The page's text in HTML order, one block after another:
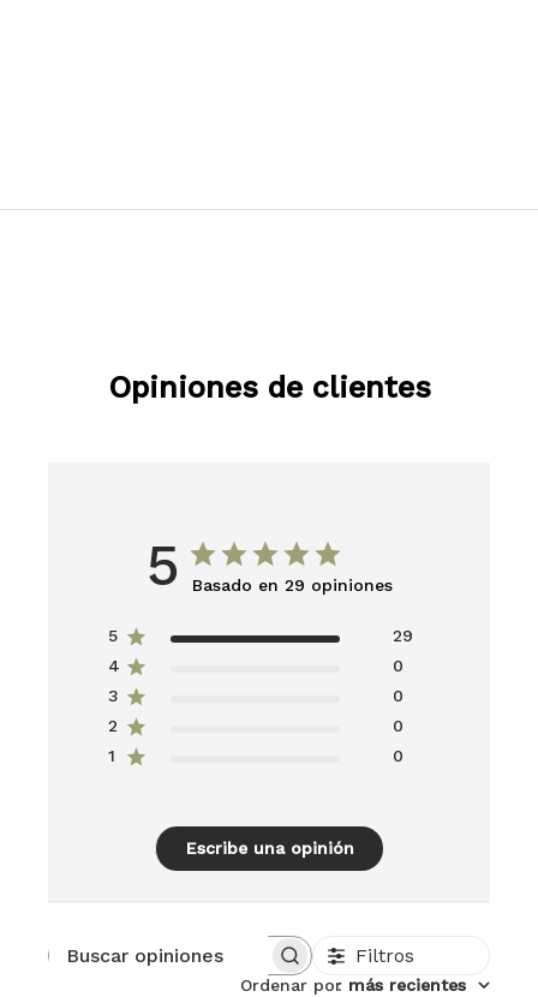
Opiniones de clientes
5 Basado en 29 opiniones
5
29
4
0
3
0
2
0
1
0
Escribe una opinión
Buscar opiniones Filtros
Ordenar por: más recientes